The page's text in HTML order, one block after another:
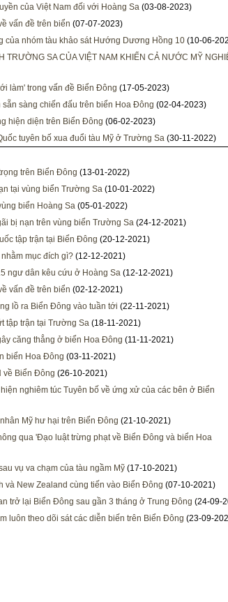
của Việt Nam đối với Hoàng Sa (03-08-2023)
vấn đề trên biển (07-07-2023)
của nhóm tàu khảo sát Hướng Dương Hồng 10 (10-06-
TRƯỜNG SA CỦA VIỆT NAM KHIẾN CẢ NƯỚC MỸ
làm' trong vấn đề Biển Đông (17-05-2023)
sàng chiến đấu trên biển Hoa Đông (02-04-2023)
hiện diện trên Biển Đông (06-02-2023)
tuyên bố xua đuổi tàu Mỹ ở Trường Sa (30-11-2022)
trên Biển Đông (13-01-2022)
tại vùng biển Trường Sa (10-01-2022)
biển Hoàng Sa (05-01-2022)
bị nạn trên vùng biển Trường Sa (24-12-2021)
tập trận tại Biển Đông (20-12-2021)
mục đích gì? (12-12-2021)
ngư dân kêu cứu ở Hoàng Sa (12-12-2021)
vấn đề trên biển (02-12-2021)
lồ ra Biển Đông vào tuần tới (22-11-2021)
tập trận tại Trường Sa (18-11-2021)
căng thẳng ở biển Hoa Đông (11-11-2021)
biển Hoa Đông (03-11-2021)
về Biển Đông (26-10-2021)
nghiêm túc Tuyên bố về ứng xử của các bên ở Biển
Mỹ hư hại trên Biển Đông (21-10-2021)
qua 'Đạo luật trừng phạt về Biển Đông và biển Hoa
vụ va chạm của tàu ngầm Mỹ (17-10-2021)
và New Zealand cùng tiến vào Biển Đông (07-10-2021)
trở lại Biển Đông sau gần 3 tháng ở Trung Đông (24-09-
luôn theo dõi sát các diễn biến trên Biển Đông (23-09-